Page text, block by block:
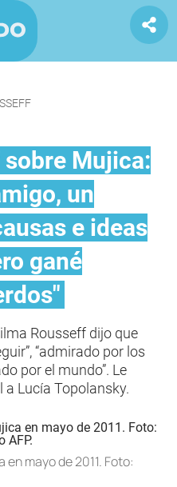
Mujica:
un
e ideas
gané
Rousseff dijo que
“admirado por los
por el mundo”. Le
a Lucía Topolansky.
mayo de 2011. Foto: